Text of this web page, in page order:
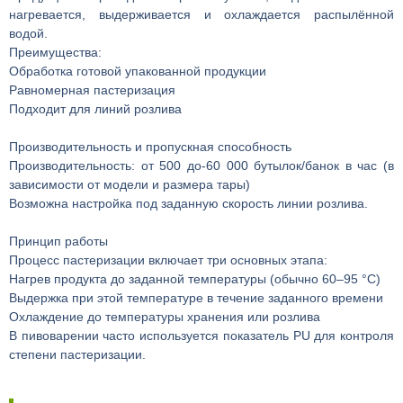
нагревается, выдерживается и охлаждается распылённой
водой.
Преимущества:
Обработка готовой упакованной продукции
Равномерная пастеризация
Подходит для линий розлива
Производительность и пропускная способность
Производительность: от 500 до-60 000 бутылок/банок в час (в
зависимости от модели и размера тары)
Возможна настройка под заданную скорость линии розлива.
Принцип работы
Процесс пастеризации включает три основных этапа:
Нагрев продукта до заданной температуры (обычно 60–95 °C)
Выдержка при этой температуре в течение заданного времени
Охлаждение до температуры хранения или розлива
В пивоварении часто используется показатель PU для контроля
степени пастеризации.